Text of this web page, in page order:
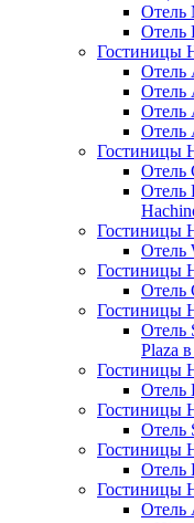
Отель
Отель
Гостиницы
Отель
Отель
Отель
Отель
Гостиницы
Отель
Отель
Гостиницы
Отель
Гостиницы
Отель
Гостиницы
Отель
Plaza
Гостиницы
Отель
Гостиницы
Отель
Гостиницы
Отель
Гостиницы
Отель